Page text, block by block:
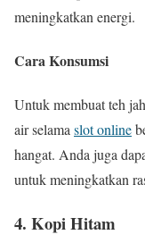
meningkatkan energi.
Cara Konsumsi
Untuk membuat teh
air selamaslot online
hangat. Anda juga
untuk meningkatkan
4. Kopi Hitam